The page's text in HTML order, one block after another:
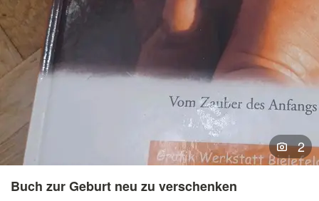
Nachrichten
Anzeige aufgeben
2
Buch zur Geburt neu zu verschenken